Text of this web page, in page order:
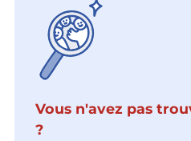
Vous n'avez pas
?